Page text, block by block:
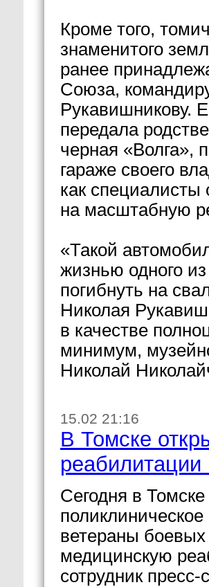
Кроме того,
знаменитого
ранее
Союза,
Рукавишникову.
передала
черная «Волга»,
гараже своего
как специалисты
на масштабную
«Такой
жизнью одного
погибнуть на
Николая
в качестве
минимум,
Николай
15.02 21:16
В Томске
реабилитации
Сегодня в
ветераны боевых
медицинскую
сотрудник